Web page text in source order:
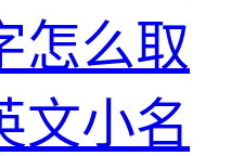
怎么取
文小名